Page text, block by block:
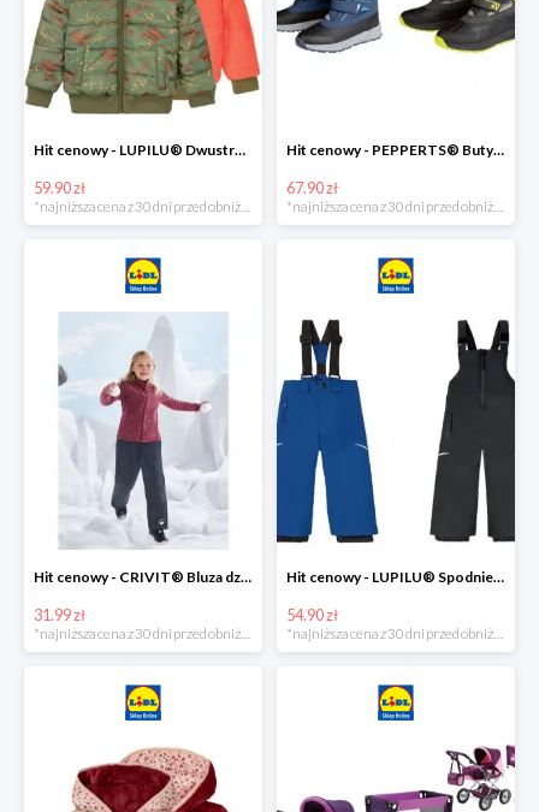
Hit cenowy - LUPILU® Dwustronna kurtka dziecięca z polarem
59.90 zł
*najniższa cena z 30 dni przed obniżką
Hit cenowy - PEPPERTS® Buty zimowe chłopięce
67.90 zł
*najniższa cena z 30 dni przed obniżką
Hit cenowy - CRIVIT® Bluza dziewczęca z polaru
31.99 zł
Hit cenowy - LUPILU® Spodnie narciarskie chłopięce
54.90 zł